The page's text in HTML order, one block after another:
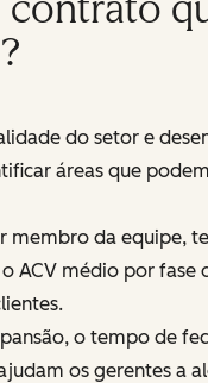
do setor e
áreas que
membro da equipe,
ACV médio por fase
o tempo de
os gerentes a